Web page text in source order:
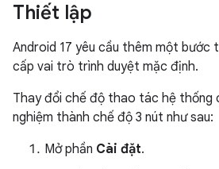
Thiết lập
Android 17 yêu cầu thêm một bước
cấp vai trò trình duyệt mặc định.
Thay đổi chế độ thao tác hệ
nghiệm thành chế độ 3 nút như sau:
Mở phần Cài đặt.